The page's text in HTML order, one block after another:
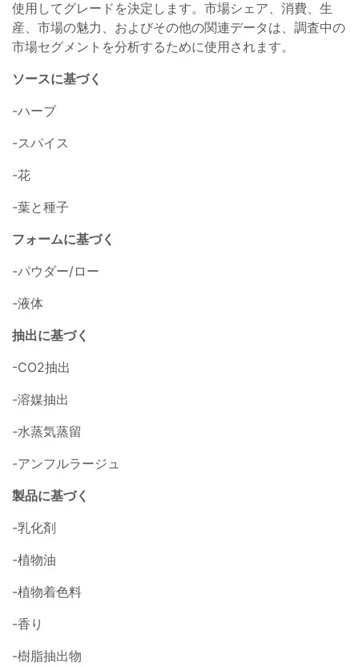
使用してグレードを決定します。市場シェア、消費、生
産、市場の魅力、およびその他の関連データは、調査中の
市場セグメントを分析するために使用されます。
ソースに基づく
-ハーブ
-スパイス
-花
-葉と種子
フォームに基づく
-パウダー/ロー
-液体
抽出に基づく
-CO2抽出
-溶媒抽出
-水蒸気蒸留
-アンフルラージュ
製品に基づく
-乳化剤
-植物油
-植物着色料
-香り
-樹脂抽出物